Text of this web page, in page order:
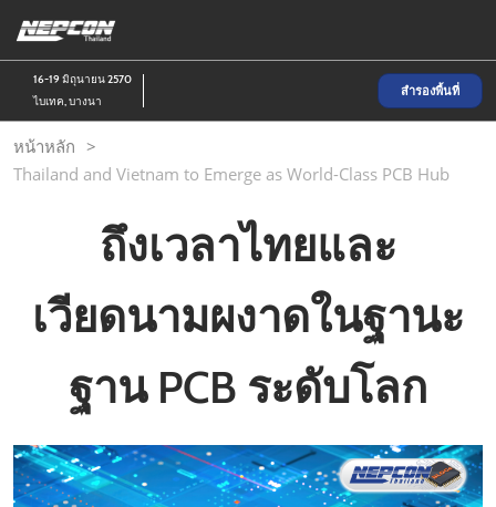
to
content
16-19 มิถุนายน 2570
ไบเทค, บางนา
สำรองพื้นที่
หน้าหลัก
Thailand and Vietnam to Emerge as World-Class PCB Hub
ถึงเวลาไทยและ
เวียดนามผงาดในฐานะ
ฐาน PCB ระดับโลก